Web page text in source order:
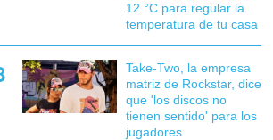
12 °C para regular la
temperatura de tu casa
Take-Two, la empresa
matriz de Rockstar, dice
que 'los discos no
tienen sentido' para los
jugadores